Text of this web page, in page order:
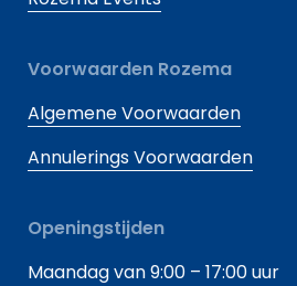
Voorwaarden Rozema
Algemene Voorwaarden
Annulerings Voorwaarden
Openingstijden
Maandag van 9:00 – 17:00 uur